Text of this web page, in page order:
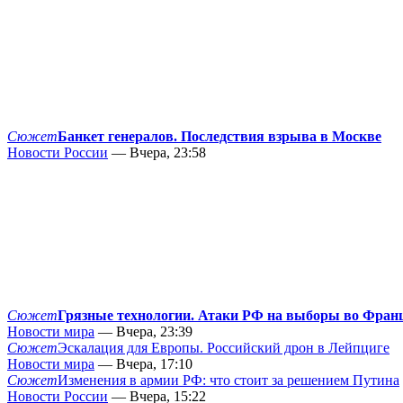
СюжетБанкет генералов. Последствия взрыва в Москве
Новости России — Вчера, 23:58
СюжетГрязные технологии. Атаки РФ на выборы во
Новости мира — Вчера, 23:39
СюжетЭскалация для Европы. Российский дрон в Лейпциге
Новости мира — Вчера, 17:10
СюжетИзменения в армии РФ: что стоит за решением Путина
Новости России — Вчера, 15:22